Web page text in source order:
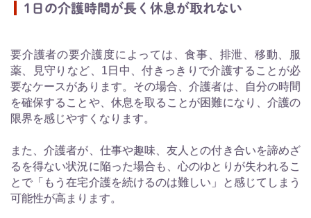
1日の介護時間が長く休息が取れない
要介護者の要介護度によっては、食事、排泄、移動、服
薬、見守りなど、1日中、付きっきりで介護することが必
要なケースがあります。その場合、介護者は、自分の時間
を確保することや、休息を取ることが困難になり、介護の
限界を感じやすくなります。
また、介護者が、仕事や趣味、友人との付き合いを諦めざ
るを得ない状況に陥った場合も、心のゆとりが失われるこ
とで「もう在宅介護を続けるのは難しい」と感じてしまう
可能性が高まります。